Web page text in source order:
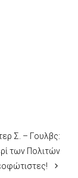
Σ. – Γουλβς:
των Πολιτών